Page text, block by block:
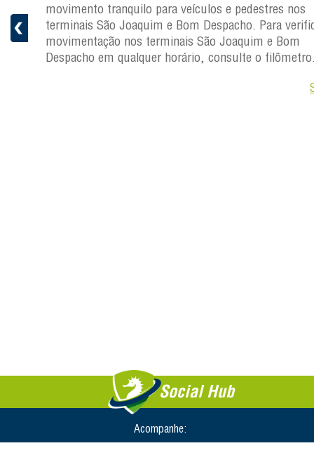
movimento tranquilo para veículos e pedestres nos
terminais São Joaquim e Bom Despacho. Para
movimentação nos terminais São Joaquim e Bom
Despacho em qualquer horário, consulte o
Social Hub
Acompanhe: